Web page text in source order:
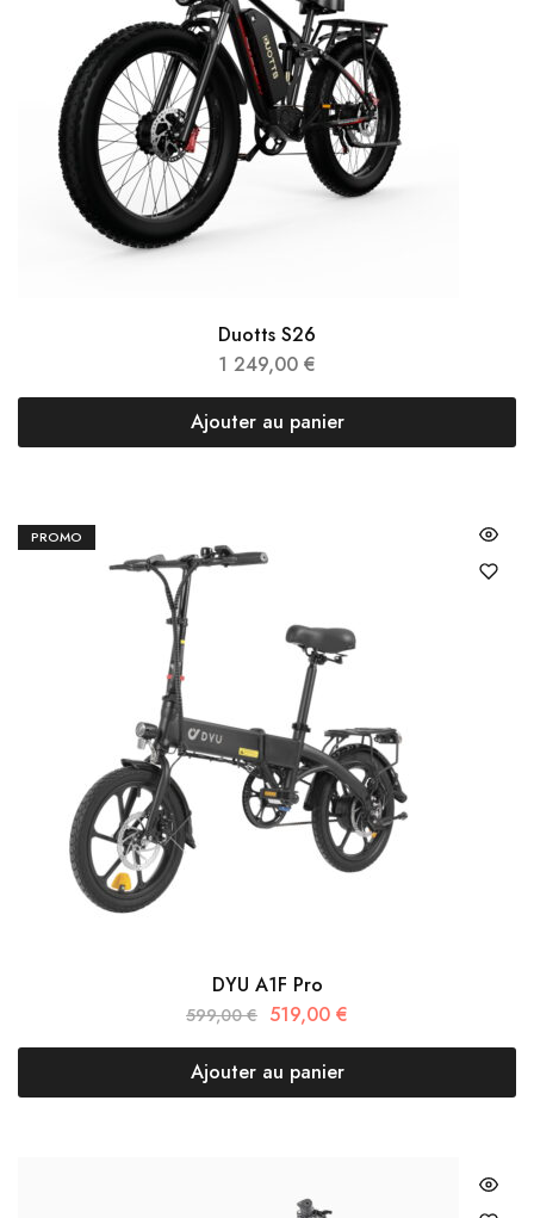
Duotts S26
1 249,00 €
Ajouter au panier
PROMO
DYU A1F Pro
599,00€ 519,00 €
Ajouter au panier